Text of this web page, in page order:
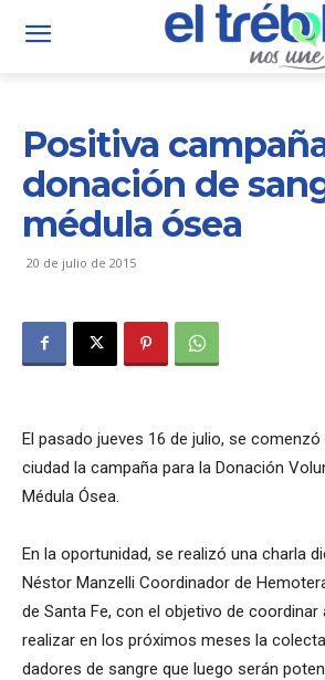
Positiva
donación de
médula ósea
20 de julio de 2015
El pasado jueves 16 de julio, se
ciudad la campaña para la Donación
Médula Ósea.
En la oportunidad, se realizó una charla
Néstor Manzelli Coordinador de
de Santa Fe, con el objetivo de
realizar en los próximos meses la
dadores de sangre que luego serán